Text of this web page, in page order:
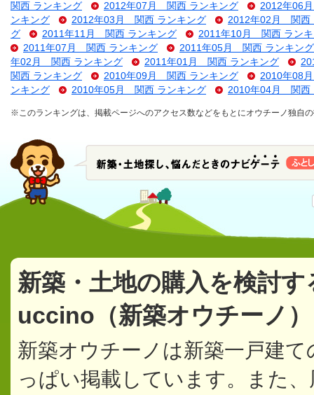
関西 ランキング
2012年07月 関西 ランキング
2012年06
ンキング
2012年03月 関西 ランキング
2012年02月 関西
グ
2011年11月 関西 ランキング
2011年10月 関西 ランキ
2011年07月 関西 ランキング
2011年05月 関西 ランキング
年02月 関西 ランキング
2011年01月 関西 ランキング
関西 ランキング
2010年09月 関西 ランキング
2010年08
ンキング
2010年05月 関西 ランキング 2010年04月 関西
※このランキングは、掲載ページへのアクセス数などをもとにオウチーノ独自
新築・土地の購入を検討
uccino（新築オウチーノ
新築オウチーノは新築一戸建
っぱい掲載しています。また